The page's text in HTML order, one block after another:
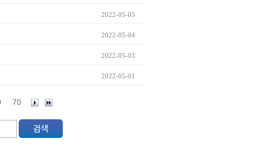
2022-05-05
2022-05-04
2022-05-03
2022-05-01
70